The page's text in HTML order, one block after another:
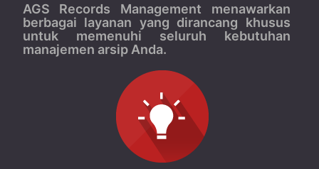
AGS Records Management menawarkan
berbagai layanan yang dirancang khusus
untuk memenuhi seluruh kebutuhan
manajemen arsip Anda.